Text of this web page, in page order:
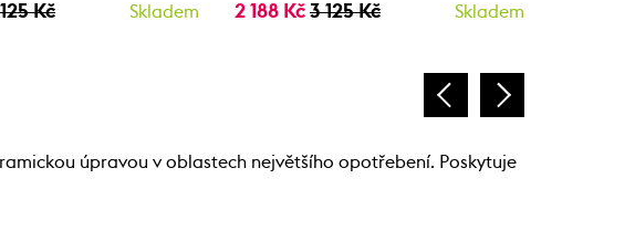
Kč Skladem 2 188 Kč 3 125 Kč Skladem
úpravou v oblastech největšího opotřebení. Poskytuje